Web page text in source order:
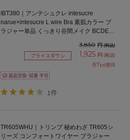
IBT380｜アンテシュクレ intesucre
narue×intesucre L wire Bra 素肌カラー ブ
ラジャー単品 くっきり谷間メイク BCDEF
3,850 円(税込)
プライスダウン 1,925 円 (税込)
87pt獲得
1件
TR605WHU｜トリンプ 秘めわざ TR605シ
リーズ コンフォートワイヤー ブラジャー